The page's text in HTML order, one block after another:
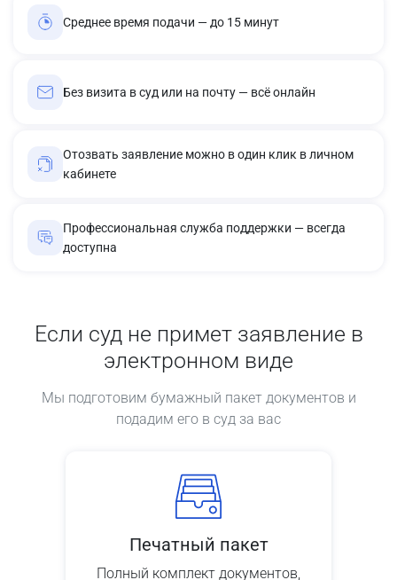
Среднее время подачи — до 15 минут
Без визита в суд или на почту — всё онлайн
Отозвать заявление можно в один клик в личном
кабинете
Профессиональная служба поддержки — всегда
доступна
Если суд не примет заявление в
электронном виде
Мы подготовим бумажный пакет документов и
подадим его в суд за вас
Печатный пакет
Полный комплект документов,